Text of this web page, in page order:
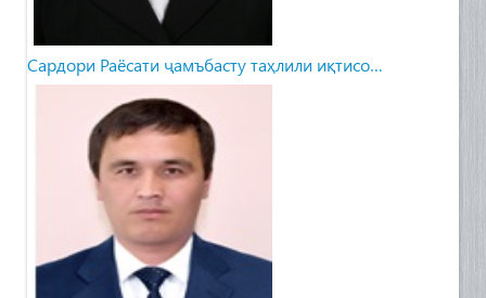
Сардори Раёсати ҷамъбасту таҳлили иқтисо…